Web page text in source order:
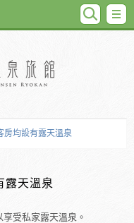
房均設有露天溫泉
露天溫泉
受私家露天溫泉。